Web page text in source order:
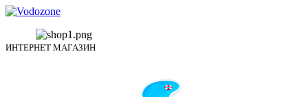
ИНТЕРНЕТ МАГАЗИН